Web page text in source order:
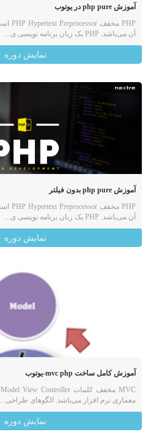
آموزش php pure در یوتوب
آن می‌باشد. PHP یک زبان برنامه نویسی ی...
نمایش دوره
آموزش php pure بدون فیلتر
آن می‌باشد. PHP یک زبان برنامه نویسی ی...
نمایش دوره
آموزش کامل ساخت mvc php-یوتوب
معماری نرم افزار می‌باشد. الگوهای طراحی...
نمایش دوره